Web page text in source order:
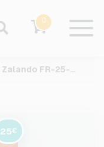
0
Zalando FR-25-EUR
25€